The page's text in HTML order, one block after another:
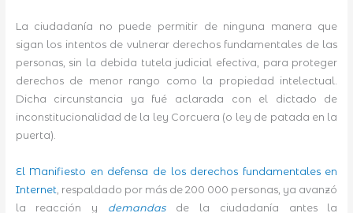
La ciudadanía no puede permitir de ninguna manera que
sigan los intentos de vulnerar derechos fundamentales de las
personas, sin la debida tutela judicial efectiva, para proteger
derechos de menor rango como la propiedad intelectual.
Dicha circunstancia ya fué aclarada con el dictado de
inconstitucionalidad de la ley Corcuera (o ley de patada en la
puerta).
El Manifiesto en defensa de los derechos fundamentales en
Internet , respaldado por más de 200 000 personas, ya avanzó
la reacción y demandasde la ciudadanía antes la